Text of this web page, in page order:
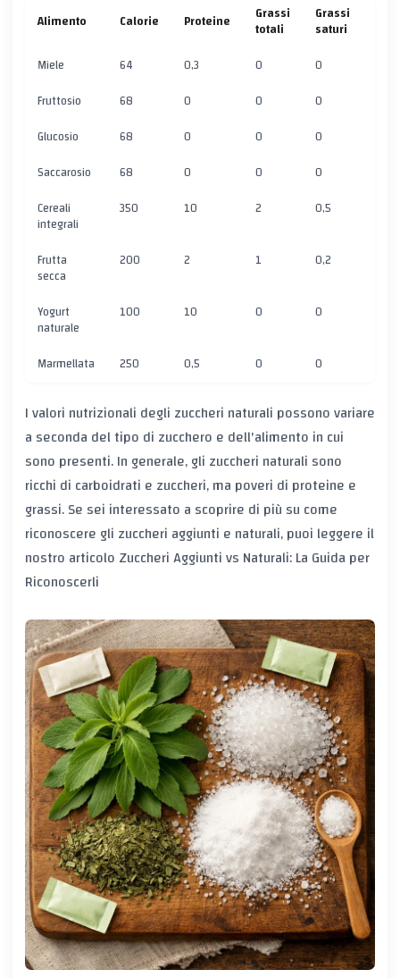
Alimento Calorie Proteine Grassi
totali
Grassi
saturi
Miele 64 0,3 0 0
Fruttosio
68 0 0 0
Glucosio
68 0 0 0
Saccarosio
68 0 0 0
Cereali
integrali
350 10 2 0,5
Frutta
secca
200 2 1 0,2
Yogurt
naturale
100 10 0 0
Marmellata 250 0,5 0 0
I valori nutrizionali degli zuccheri naturali possono variare
a seconda del tipo di zucchero e dell'alimento in cui
sono presenti. In generale, gli zuccheri naturali sono
ricchi di carboidrati e zuccheri, ma poveri di proteine e
grassi. Se sei interessato a scoprire di più su come
riconoscere gli zuccheri aggiunti e naturali, puoi leggere il
nostro articolo Zuccheri Aggiunti vs Naturali: La Guida per
Riconoscerli